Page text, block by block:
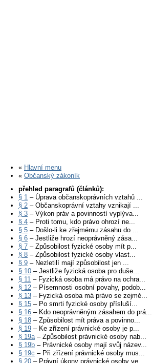
« Hlavní menu
« Občanský zákoník
přehled paragrafů (článků):
§ 1 – Úprava občanskoprávních vztahů ...
§ 2 – Občanskoprávní vztahy vznikají ...
§ 3 – Výkon práv a povinností vyplýva...
§ 4 – Proti tomu, kdo právo ohrozí ne...
§ 5 – Došlo-li ke zřejmému zásahu do ...
§ 6 – Jestliže hrozí neoprávněný zása...
§ 7 – Způsobilost fyzické osoby mít p...
§ 8 – Způsobilost fyzické osoby vlast...
§ 9 – Nezletilí mají způsobilost jen ...
§ 10 – Jestliže fyzická osoba pro duše...
§ 11 – Fyzická osoba má právo na ochra...
§ 12 – Písemnosti osobní povahy, podob...
§ 13 – Fyzická osoba má právo se zejmé...
§ 15 – Po smrti fyzické osoby přísluší...
§ 16 – Kdo neoprávněným zásahem do prá...
§ 18 – Způsobilost mít práva a povinno...
§ 19 – Ke zřízení právnické osoby je p...
§ 19a– Způsobilost právnické osoby nab...
§ 19b – Právnické osoby mají svůj název...
§ 19c – Při zřízení právnické osoby mus...
§ 20 – Právní úkony právnické osoby ve...